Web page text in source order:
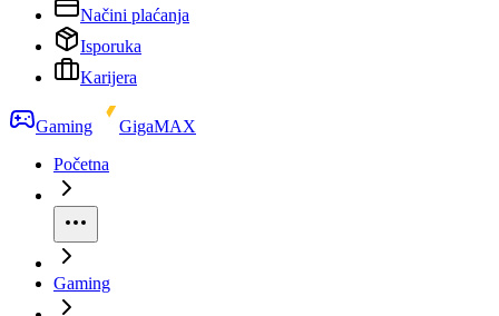
Načini plaćanja
Isporuka
Karijera
Gaming
GigaMAX
Početna
Gaming